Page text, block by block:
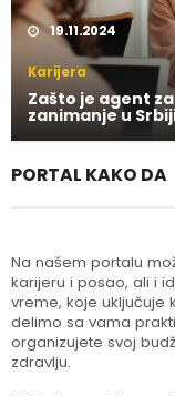
19.11.2024
Karijera
Zašto je agent
zanimanje u
PORTAL KAKO DA
Na našem portalu
karijeru i posao, ali i
vreme, koje uključuje
delimo sa vama
organizujete svoj
zdravlju.